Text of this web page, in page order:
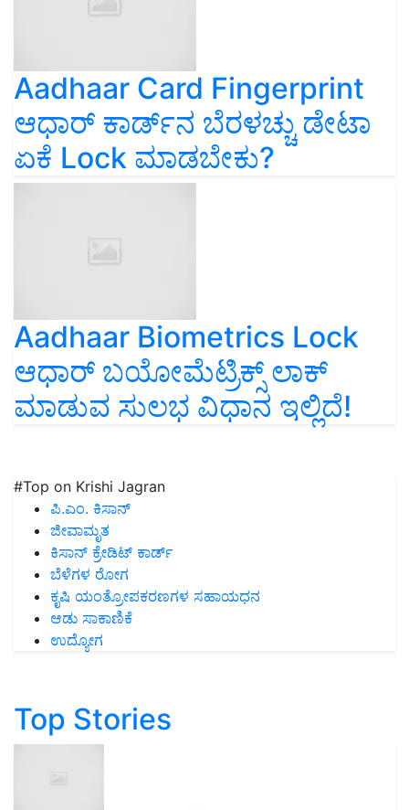
Aadhaar Card Fingerprint
ಆಧಾರ್ ಕಾರ್ಡ್‌ನ ಬೆರಳಚ್ಚು ಡೇಟಾ
ಏಕೆ Lock ಮಾಡಬೇಕು?
Aadhaar Biometrics Lock
ಆಧಾರ್ ಬಯೋಮೆಟ್ರಿಕ್ಸ್ ಲಾಕ್‌
ಮಾಡುವ ಸುಲಭ ವಿಧಾನ ಇಲ್ಲಿದೆ!
#Top on Krishi Jagran
ಪಿ.ಎಂ. ಕಿಸಾನ್
ಜೀವಾಮೃತ
ಕಿಸಾನ್ ಕ್ರೇಡಿಟ್ ಕಾರ್ಡ್
ಬೆಳೆಗಳ ರೋಗ
ಕೃಷಿ ಯಂತ್ರೋಪಕರಣಗಳ ಸಹಾಯಧನ
ಆಡು ಸಾಕಾಣಿಕೆ
ಉದ್ಯೋಗ
Top Stories